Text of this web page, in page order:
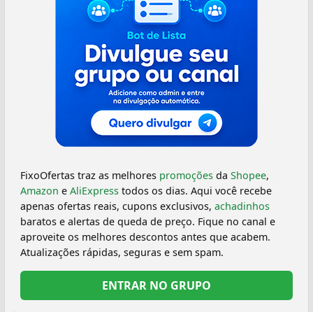
FixoOfertas traz as melhores promoções da Shopee,
Amazon e AliExpress todos os dias. Aqui você recebe
apenas ofertas reais, cupons exclusivos, achadinhos
baratos e alertas de queda de preço. Fique no canal e
aproveite os melhores descontos antes que acabem.
Atualizações rápidas, seguras e sem spam.
ENTRAR NO GRUPO